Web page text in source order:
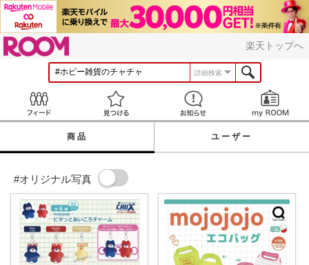
楽天トップへ
詳細検索
見つける お知らせ
商品 ユーザー
#オリジナル写真